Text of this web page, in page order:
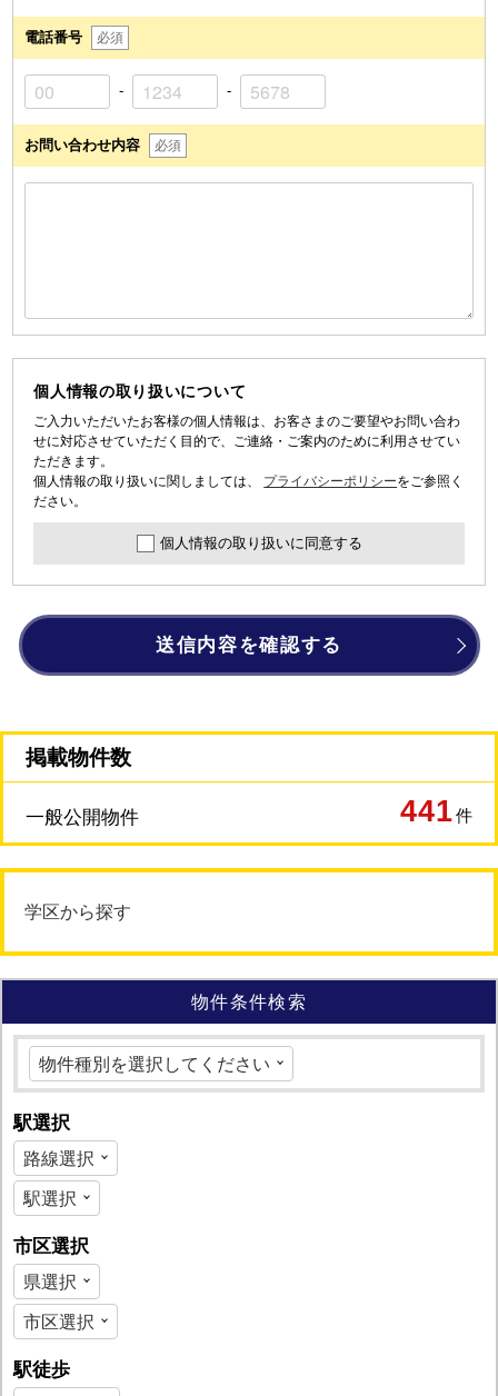
電話番号 必須
- -
お問い合わせ内容 必須
個人情報の取り扱いについて
ご入力いただいたお客様の個人情報は、お客さまのご要望やお問い合わ
せに対応させていただく目的で、ご連絡・ご案内のために利用させてい
ただきます。
個人情報の取り扱いに関しましては、 プライバシーポリシーをご参照く
ださい。
個人情報の取り扱いに同意する
送信内容を確認する
掲載物件数
一般公開物件 441件
学区から探す
物件条件検索
駅選択
市区選択
駅徒歩